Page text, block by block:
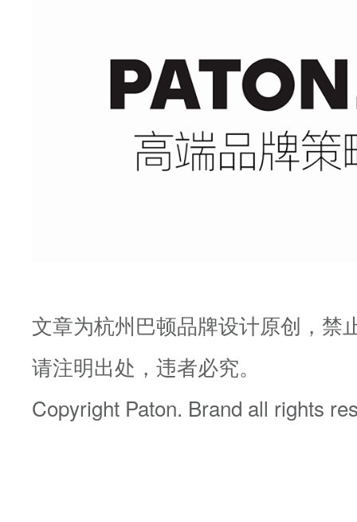
文章为杭州巴顿品牌设计原创，禁
请注明出处，违者必究。
Copyright Paton. Brand all rights